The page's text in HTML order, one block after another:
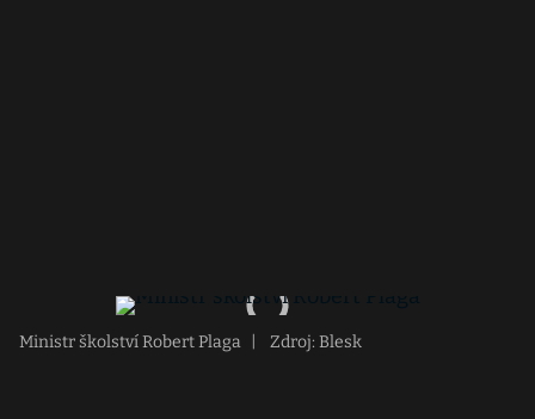
Ministr školství Robert Plaga Zdroj: Blesk